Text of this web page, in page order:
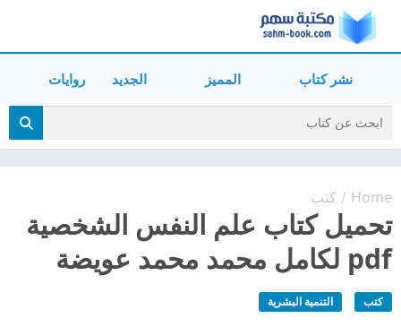
نشر كتاب المميز الجديد روايات
Home
/ كتب
تحميل كتاب علم النفس الشخصية
pdf لكامل محمد محمد عويضة
كتب التنمية البشرية